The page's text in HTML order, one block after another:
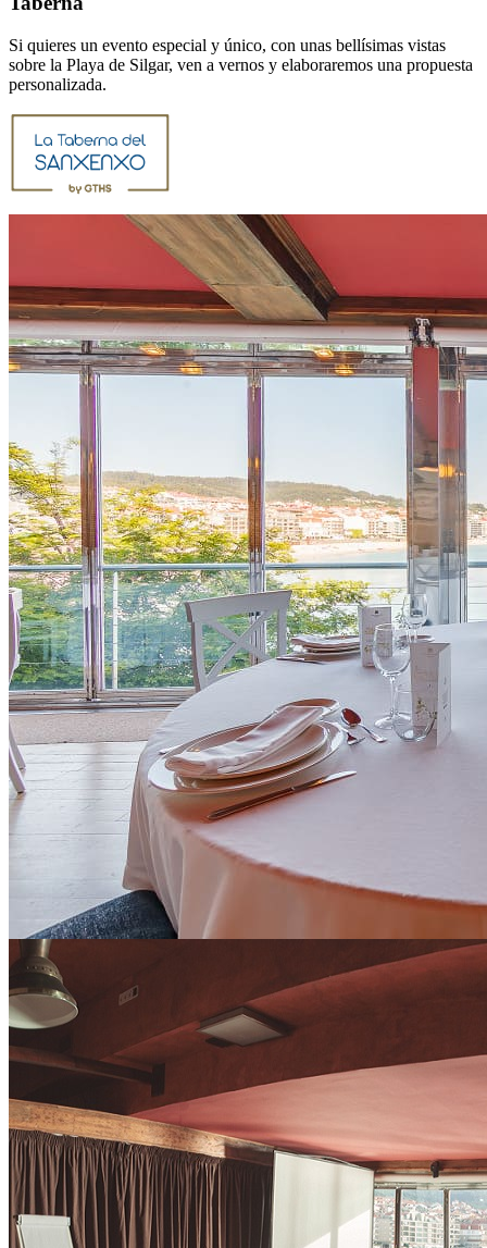
Si quieres un evento especial y único, con unas bellísimas vistas
sobre la Playa de Silgar, ven a vernos y elaboraremos una propuesta
personalizada.